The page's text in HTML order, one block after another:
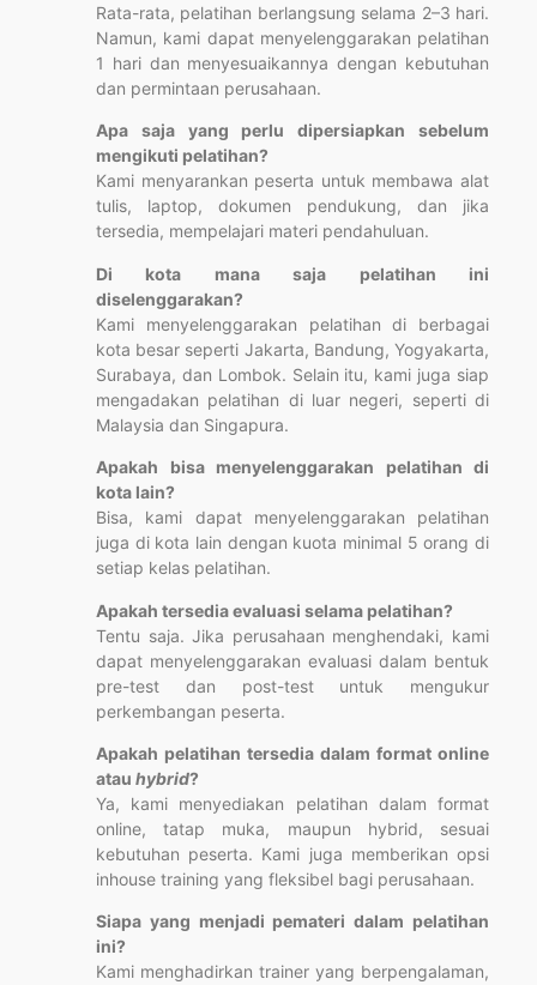
Rata-rata, pelatihan berlangsung selama 2–3 hari.
Namun, kami dapat menyelenggarakan pelatihan
1 hari dan menyesuaikannya dengan kebutuhan
dan permintaan perusahaan.
Apa saja yang perlu dipersiapkan sebelum
mengikuti pelatihan?
Kami menyarankan peserta untuk membawa alat
tulis, laptop, dokumen pendukung, dan jika
tersedia, mempelajari materi pendahuluan.
Di kota mana saja pelatihan ini
diselenggarakan?
Kami menyelenggarakan pelatihan di berbagai
kota besar seperti Jakarta, Bandung, Yogyakarta,
Surabaya, dan Lombok. Selain itu, kami juga siap
mengadakan pelatihan di luar negeri, seperti di
Malaysia dan Singapura.
Apakah bisa menyelenggarakan pelatihan di
kota lain?
Bisa, kami dapat menyelenggarakan pelatihan
juga di kota lain dengan kuota minimal 5 orang di
setiap kelas pelatihan.
Apakah tersedia evaluasi selama pelatihan?
Tentu saja. Jika perusahaan menghendaki, kami
dapat menyelenggarakan evaluasi dalam bentuk
pre-test dan post-test untuk mengukur
perkembangan peserta.
Apakah pelatihan tersedia dalam format online
atau hybrid?
Ya, kami menyediakan pelatihan dalam format
online, tatap muka, maupun hybrid, sesuai
kebutuhan peserta. Kami juga memberikan opsi
inhouse training yang fleksibel bagi perusahaan.
Siapa yang menjadi pemateri dalam pelatihan
ini?
Kami menghadirkan trainer yang berpengalaman,